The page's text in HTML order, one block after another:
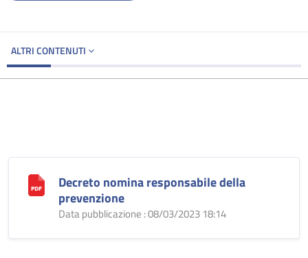
ALTRI CONTENUTI
Decreto nomina responsabile della
prevenzione
Data pubblicazione : 08/03/2023 18:14